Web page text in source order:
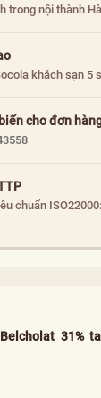
trong nội thành
khách sạn 5
cho đơn
chuẩn
31%